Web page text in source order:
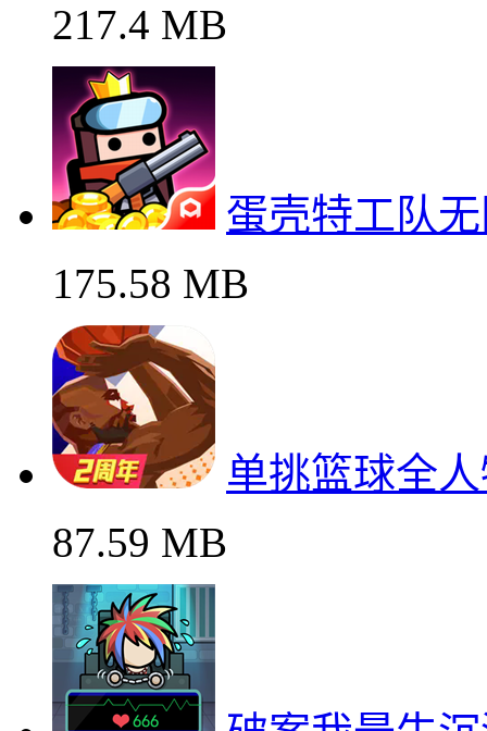
217.4 MB
蛋壳特工队
175.58 MB
单挑篮球全
87.59 MB